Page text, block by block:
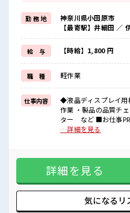
残業は月20時間未満でほどよく
≪髪色自由で自分らしく働く≫
明るすぎたり奇抜でなければ基
≪未経験の方も大カンゲイ≫
新しいことにチャレンジするの
しっかり働く環境が整っていま
イチからスキルUP・ステップ
■職場の雰囲気
『少人数』だからコミュニケー
高収入もバッチリ目指せますよ
勤 務 地
神奈川県小田原市
【最寄駅】井細田 ／
給 与 【時給】1,800 円
職 種 軽作業
仕事内容
◆液晶ディスプレイ用
作業 ・製品の品質チ
ター など ■お仕事PR ≪高時給案件≫ 未経験スタートでも時
給1800円～スタート！ ≪
方も大カンゲイ≫ 新しいことにチャレンジするのは不安だけ
ど、 しっかり働く環
ステップUP目指していきましょう
数』だからコミュニ
奇抜過ぎなければヘ
も充実しそう♪ 高収
…詳細を見る
詳細を見る
気になるリ